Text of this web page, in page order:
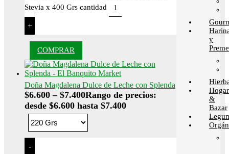
Stevia x 400 Grs cantidad
+
COMPRAR
Doña Magdalena Dulce de Leche con Splenda
$6.600 – $7.400Rango de precios:
desde $6.600 hasta $7.400
-
y
Hogar
&
Bazar